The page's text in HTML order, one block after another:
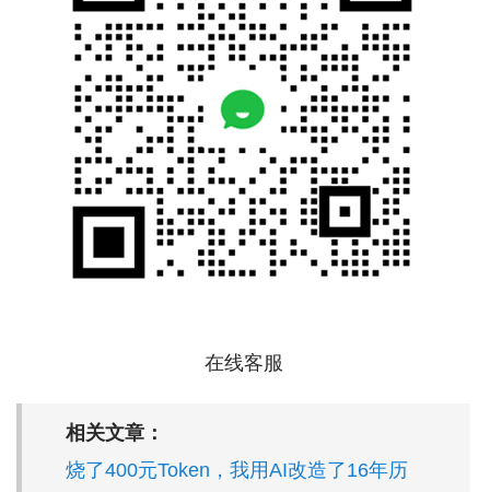
在线客服
相关文章：
烧了400元Token，我用AI改造了16年历